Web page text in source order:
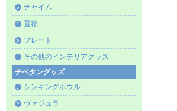
チャイム
置物
プレート
その他のインテリアグッズ
チベタングッズ
シンギングボウル
ヴァジュラ